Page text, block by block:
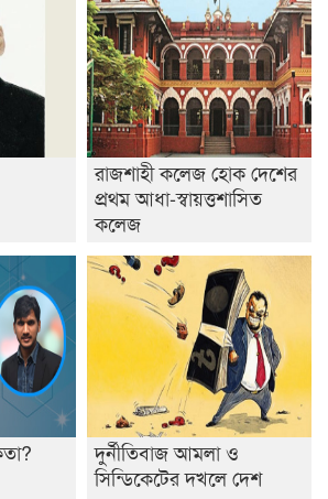
ভ্যানচালক নিহত
অভিযোগ আবিদের
রাজশাহী কলেজ হোক দেশের
প্রথম আধা-স্বায়ত্তশাসিত
কলেজ
দুর্নীতিবাজ আমলা ও
সিন্ডিকেটের দখলে দেশ